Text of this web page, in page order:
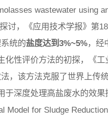
wastewater using
讨，《应用技术学报》第
统的盐度达到3%~5%，经
化性评价方法的初探，《
，该方法克服了世界上传
于深度处理高盐废水的效
Model for Sludge